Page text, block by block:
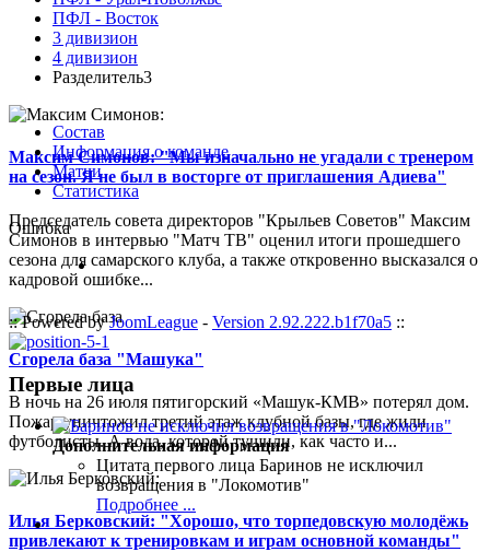
ПФЛ - Восток
3 дивизион
4 дивизион
Разделитель3
Максим Симонов: "Мы изначально не угадали с тренером
на сезон. Я не был в восторге от приглашения Адиева"
Председатель совета директоров "Крыльев Советов" Максим
Симонов в интервью "Матч ТВ" оценил итоги прошедшего
сезона для самарского клуба, а также откровенно высказался о
кадровой ошибке...
Сгорела база "Машука"
В ночь на 26 июля пятигорский «Машук-КМВ» потерял дом.
Пожар уничтожил третий этаж клубной базы, где жили
футболисты. А вода, которой тушили, как часто и...
Илья Берковский: "Хорошо, что торпедовскую молодёжь
привлекают к тренировкам и играм основной команды"
Состав
Информация о команде
Матчи
Статистика
Ошибка
:: Powered byJoomLeague - Version 2.92.222.b1f70a5 ::
Первые лица
Дополнительная информация
Цитата первого лица Баринов не исключил
возвращения в "Локомотив"
Подробнее ...